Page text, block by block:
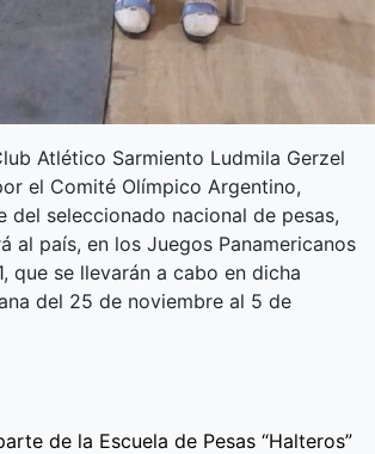
Atlético Sarmiento Ludmila Gerzel
el Comité Olímpico Argentino,
del seleccionado nacional de pesas,
al país, en los Juegos Panamericanos
que se llevarán a cabo en dicha
del 25 de noviembre al 5 de
de la Escuela de Pesas “Halteros”